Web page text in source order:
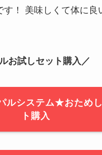
す！ 美味しくて体に良
お試しセット購入／
ルシステム★おため
ト購入